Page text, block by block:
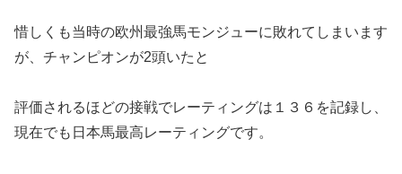
惜しくも当時の欧州最強馬モンジューに敗れてしまいます
が、チャンピオンが2頭いたと
評価されるほどの接戦でレーティングは１３６を記録し、
現在でも日本馬最高レーティングです。